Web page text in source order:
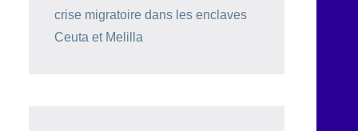
crise migratoire dans les enclaves
Ceuta et Melilla